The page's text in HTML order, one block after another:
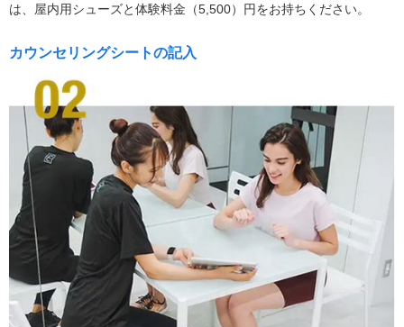
は、屋内用シューズと体験料金（5,500）円をお持ちください。
カウンセリングシートの記入